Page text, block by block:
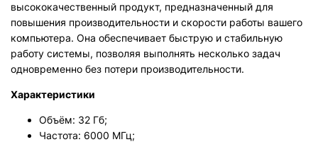
высококачественный продукт, предназначенный для
повышения производительности и скорости работы вашего
компьютера. Она обеспечивает быструю и стабильную
работу системы, позволяя выполнять несколько задач
одновременно без потери производительности.
Характеристики
Объём: 32 Гб;
Частота: 6000 МГц;